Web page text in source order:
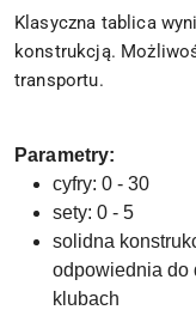
Klasyczna tablica
konstrukcją.
transportu.
Parametry:
cyfry: 0 - 30
sety: 0 - 5
solidna
odpowiednia do
klubach